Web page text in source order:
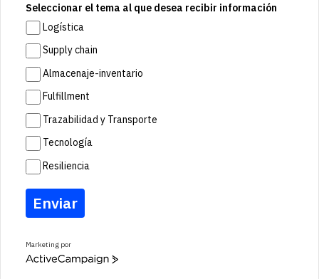
Seleccionar el tema al que desea recibir información
Logística
Supply chain
Almacenaje-inventario
Fulfillment
Trazabilidad y Transporte
Tecnología
Resiliencia
Enviar
Marketing por
A